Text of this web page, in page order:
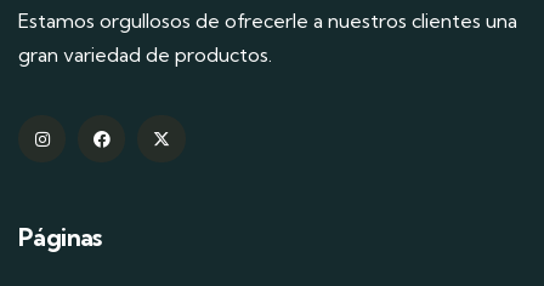
Estamos orgullosos de ofrecerle a nuestros clientes una
gran variedad de productos.
Páginas